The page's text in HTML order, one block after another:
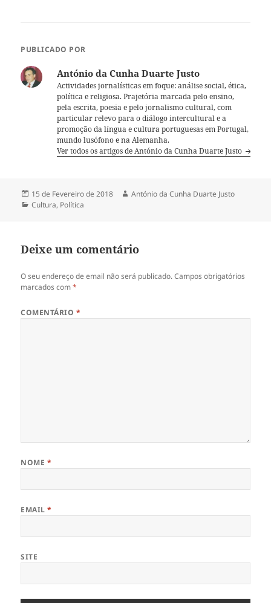
PUBLICADO POR
António da Cunha Duarte Justo
Actividades jornalísticas em foque: análise social, ética,
política e religiosa. Prajetória marcada pelo ensino,
pela escrita, poesia e pelo jornalismo cultural, com
particular relevo para o diálogo intercultural e a
promoção da língua e cultura portuguesas em Portugal,
mundo lusófono e na Alemanha.
Ver todos os artigos de António da Cunha Duarte Justo
Publicado
a
15 de Fevereiro de 2018 Autor
António da Cunha Duarte Justo
Categorias
Cultura, Política
Deixe um comentário
O seu endereço de email não será publicado. Campos obrigatórios
marcados com*
COMENTÁRIO *
NOME *
EMAIL*
SITE